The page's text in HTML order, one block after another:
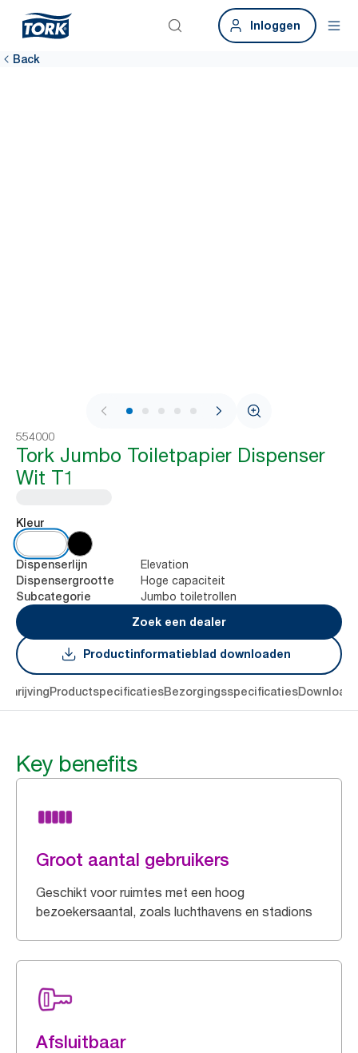
Inloggen
Back
1 / 9
554000
Tork Jumbo Toiletpapier Dispenser
Wit T1
Kleur
Dispenserlijn Elevation
Dispensergrootte Hoge capaciteit
Subcategorie
Jumbo toiletrollen
Zoek een dealer
Productinformatieblad downloaden
ProductspecificatiesBezorgingsspecificaties
Key benefits
Groot aantal gebruikers
Geschikt voor ruimtes met een hoog
bezoekersaantal, zoals luchthavens en stadions
Afsluitbaar